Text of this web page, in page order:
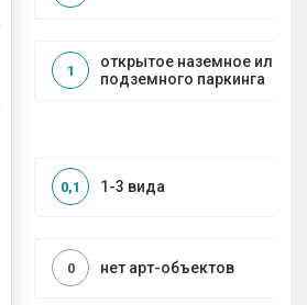
открытое наземное или на
подземного паркинга
1
1-3 вида
0,1
нет арт-объектов
0